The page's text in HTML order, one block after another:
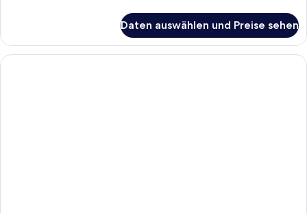
Zweibettzimmer,
Nichtraucher
Daten auswählen und Preise sehen